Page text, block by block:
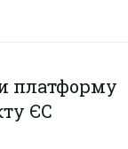
платформу
ЄС